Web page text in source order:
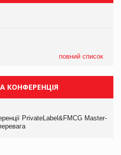
повний список
КОНФЕРЕНЦІЯ
PrivateLabel&FMCG Master-